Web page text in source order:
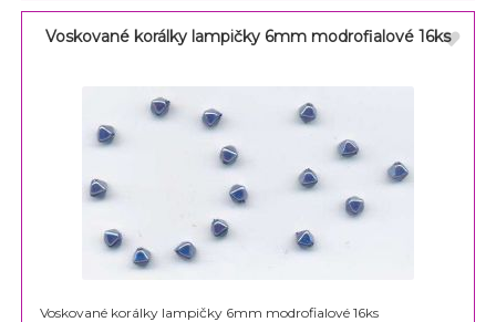
Voskované korálky lampičky 6mm modrofialové 16ks
Voskované korálky lampičky 6mm modrofialové 16ks